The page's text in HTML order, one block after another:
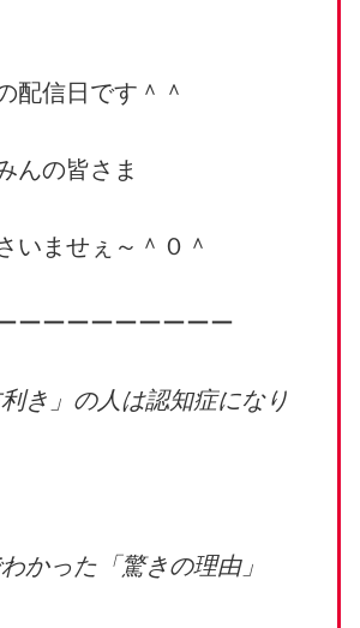
配信日です＾＾
んの皆さま
いませぇ～＾０＾
ーーーーーーーーー
利き」の人は認知症になり
かった「驚きの理由」